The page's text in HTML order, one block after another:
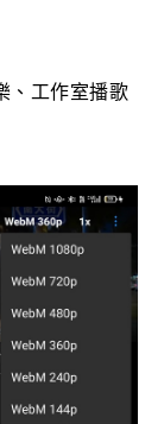
、工作室播歌